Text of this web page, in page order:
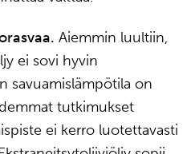
Aiemmin luultiin,
ei sovi hyvin
savuamislämpötila on
tutkimukset
ei kerro luotettavasti